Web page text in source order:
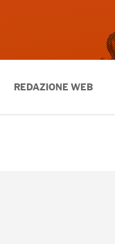
REDAZIONE WEB